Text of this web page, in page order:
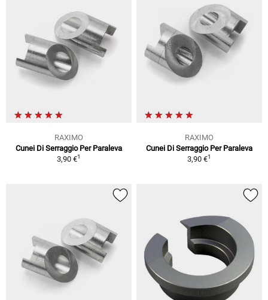
RAXIMO
Cunei Di Serraggio Per Paraleva
3,90 €1
RAXIMO
Cunei Di Serraggio Per Paraleva
3,90 €1